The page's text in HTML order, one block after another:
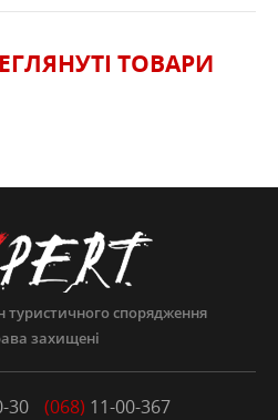
ТОВАРИ
туристичного спорядження
захищені
30 (068) 11-00-367